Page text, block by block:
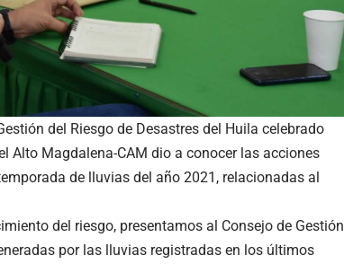
del Riesgo de Desastres del Huila celebrado
Alto Magdalena-CAM dio a conocer las acciones
de lluvias del año 2021, relacionadas al
del riesgo, presentamos al Consejo de Gestión
por las lluvias registradas en los últimos